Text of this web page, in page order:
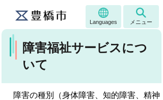
Languages メニュー
障害福祉サービスにつ
いて
障害の種別（身体障害、知的障害、精神